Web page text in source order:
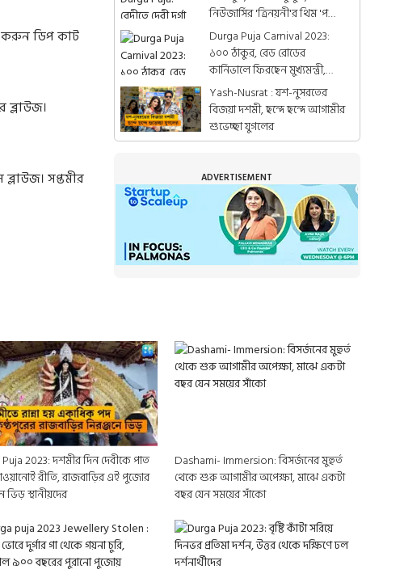
করুন ডিপ কাট
ব্লাউজ।
সপ্তমীর
নিউজার্সির 'ত্রিনয়নী'র থিম 'পথের
পাঁচালী'
Durga Puja Carnival 2023:
১০০ ঠাকুর, রেড রোডের
কার্নিভালে ফিরছেন মুখ্যমন্ত্রী,
বদলাচ্ছে মঞ্চের নকশা
Yash-Nusrat : যশ-নুসরতের
বিজয়া দশমী, ছন্দে ছন্দে আগামীর
শুভেচ্ছা যুগলের
ADVERTISEMENT
2023: দশমীর দিন দেবীকে পাত
রীতি, রাজবাড়ির এই পুজোর
ভিড় স্থানীয়দের
Dashami- Immersion: বিসর্জনের মুহুর্ত
থেকে শুরু আগামীর অপেক্ষা, মাঝে একটা
বছর যেন সময়ের সাঁকো